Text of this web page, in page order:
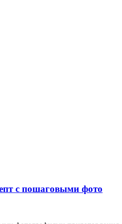
с пошаговыми фото